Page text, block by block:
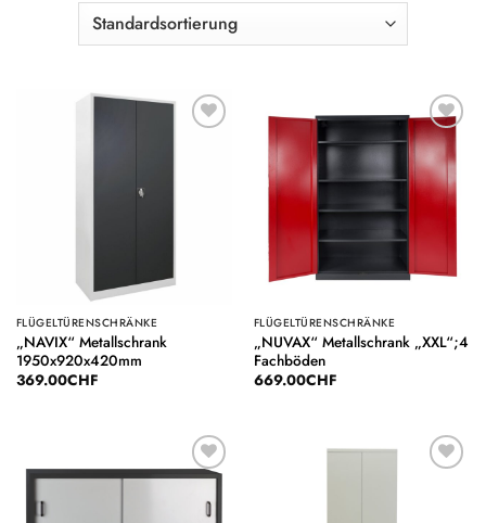
FLÜGELTÜRENSCHRÄNKE
„NAVIX“ Metallschrank
1950x920x420mm
369.00CHF
Auf die
Wunschliste
FLÜGELTÜRENSCHRÄNKE
„NUVAX“ Metallschrank „XXL“;4
Fachböden
669.00CHF
Auf die
Wunschliste